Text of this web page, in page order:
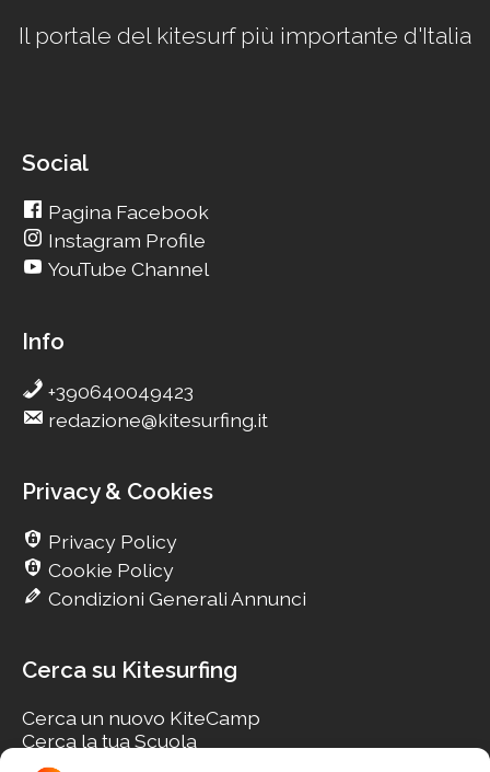
Il portale del kitesurf più importante d'Italia
Social
Pagina Facebook
Instagram Profile
YouTube Channel
Info
+390640049423
redazione@kitesurfing.it
Privacy & Cookies
Privacy Policy
Cookie Policy
Condizioni Generali Annunci
Cerca su Kitesurfing
Cerca un nuovo KiteCamp
Cerca la tua Scuola
Cerca il tuo KiteSpot